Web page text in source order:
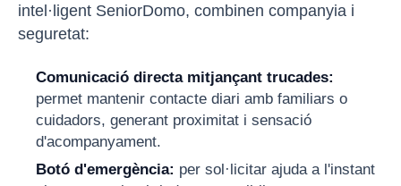
intel·ligent SeniorDomo, combinen companyia i
seguretat:
Comunicació directa mitjançant trucades:
permet mantenir contacte diari amb familiars o
cuidadors, generant proximitat i sensació
d'acompanyament.
Botó d'emergència: per sol·licitar ajuda a l'instant